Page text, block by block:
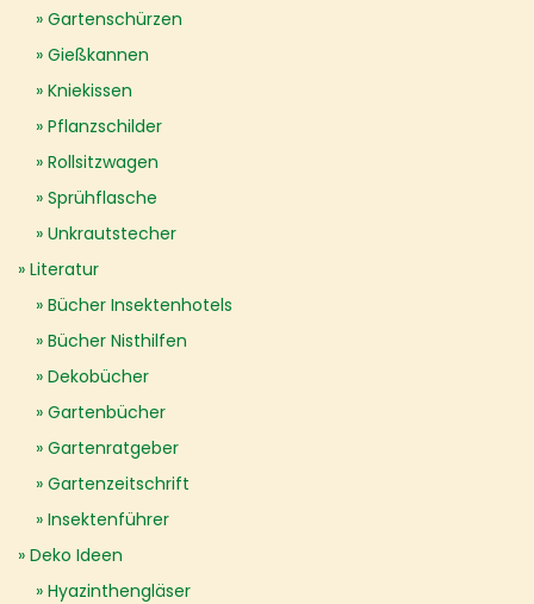
Gartenschürzen
Gießkannen
Kniekissen
Pflanzschilder
Rollsitzwagen
Sprühflasche
Unkrautstecher
Literatur
Bücher Insektenhotels
Bücher Nisthilfen
Dekobücher
Gartenbücher
Gartenratgeber
Gartenzeitschrift
Insektenführer
Deko Ideen
Hyazinthengläser